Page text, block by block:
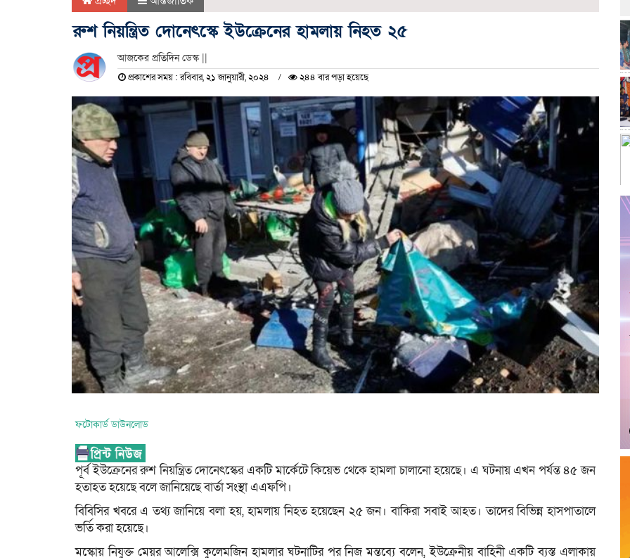
রুশ নিয়ন্ত্রিত দোনেৎস্কে ইউক্রেনের হামলায় নিহত ২৫
আজকের প্রতিদিন ডেস্ক ||
প্রকাশের সময় : রবিবার, ২১ জানুয়ারী, ২০২৪ ২৪৪ বার পড়া হয়েছে
ফটোকার্ড ডাউনলোড
পূর্ব ইউক্রেনের রুশ নিয়ন্ত্রিত দোনেৎস্কের একটি মার্কেটে কিয়েভ থেকে হামলা চালানো হয়েছে। এ ঘটনায় এখন পর্যন্ত ৪৫ জন
হতাহত হয়েছে বলে জানিয়েছে বার্তা সংস্থা এএফপি।
বিবিসির খবরে এ তথ্য জানিয়ে বলা হয়, হামলায় নিহত হয়েছেন ২৫ জন। বাকিরা সবাই আহত। তাদের বিভিন্ন হাসপাতালে
ভর্তি করা হয়েছে।
মস্কোয় নিযুক্ত মেয়র আলেক্সি কুলেমজিন হামলার ঘটনাটির পর নিজ মন্তব্যে বলেন, ইউক্রেনীয় বাহিনী একটি ব্যস্ত এলাকায়